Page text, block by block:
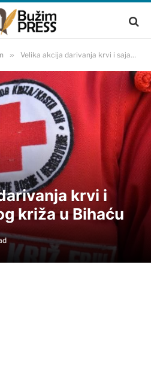
» Velika akcija darivanja krvi i sajam Crvenog križa u Bihaću
krvi i
križa u Bihaću